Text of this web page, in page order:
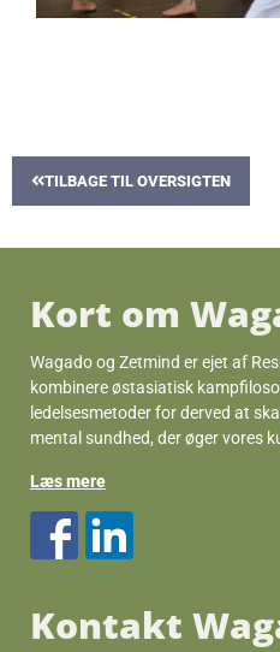
TILBAGE TIL OVERSIGTEN
Kort om
Wagado og Zetmind er ejet af
kombinere østasiatisk
ledelsesmetoder for derved at
mental sundhed, der øger vores
Læs mere
Kontakt